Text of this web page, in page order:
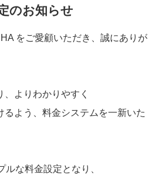
のお知らせ
をご愛顧いただき、誠にありが
よりわかりやすく
るよう、料金システムを一新いた
ルな料金設定となり、